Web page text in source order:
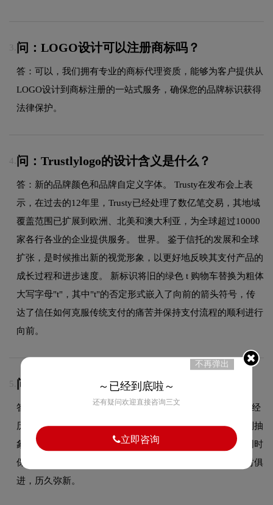
3. 问：LOGO设计可以注册商标吗？
答：可以，我们拥有专业的商标代理资质，能够为客户提供从
LOGO设计到商标注册的一站式服务，确保您的品牌标识获得
法律保护。
4. 问：Trustlylogo的设计含义是什么？
答：新的品牌颜色和品牌自定义字体。 Trusty在发布会上表
示，在过去的12年里，Trusty已经处理了数亿笔交易，其地域
覆盖范围已扩展到欧洲、北美和澳大利亚，为全球超过10000
家各行各业的企业提供服务。 世界。 鉴于信托的发展和全球
扩张，是时候推出新的视觉形象，以更好地反映其支付产品的
成长过程和进步速度。 新标识将旧的绿色 t 购物车替换为粗体
大写字母"t"，其中"t"的否定形式嵌入了向前的箭头符号，传
达了信任如何克服传统支付的痛苦并保持支付流程的顺利进行
向前。
5. 问：Trustly品牌logo有过演变吗？
答：作为品牌领域的品牌，Trustly的品牌logo在发展过程中经
历了持续优化与迭代，整体呈现出从复杂到简约、从具象到抽
象的现代化演变趋势。每一次更新都紧跟时代审美潮流，同时
保持品牌核心识别元素的延续性，使品牌视觉形象始终与时俱
进，历久弥新。
不再弹出
～已经到底啦～
还有疑问欢迎直接咨询三文
立即咨询